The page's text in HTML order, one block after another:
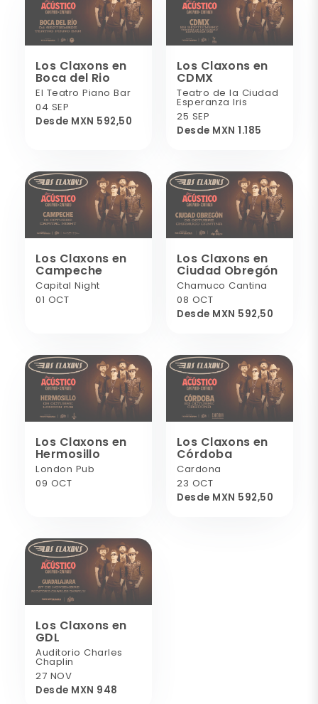
Los Claxons en
Boca del Rio
El Teatro Piano Bar
04 SEP
Desde MXN 592,50
Los Claxons en
CDMX
Teatro de la Ciudad
Esperanza Iris
25 SEP
Desde MXN 1.185
Los Claxons en
Campeche
Capital Night
01 OCT
Los Claxons en
Ciudad Obregón
Chamuco Cantina
08 OCT
Desde MXN 592,50
Los Claxons en
Hermosillo
London Pub
09 OCT
Los Claxons en
Córdoba
Cardona
23 OCT
Desde MXN 592,50
Los Claxons en
GDL
Auditorio Charles
Chaplin
27 NOV
Desde MXN 948